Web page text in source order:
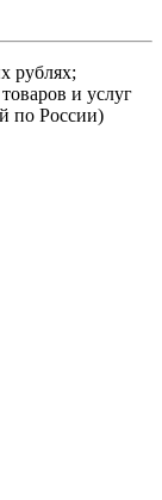
рублях;
и услуг
по России)